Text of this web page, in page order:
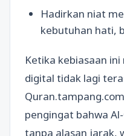
Hadirkan niat
kebutuhan hati,
Ketika kebiasaan
digital tidak lagi
pengingat bahwa
tanpa alasan jarak,